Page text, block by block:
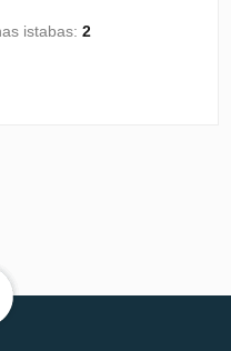
istabas:2